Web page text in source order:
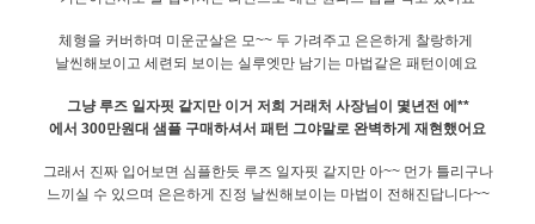
체형을 커버하며 미운군살은 모~~ 두 가려주고 은은하게 찰랑하게
날씬해보이고 세련되 보이는 실루엣만 남기는 마법같은 패턴이예요
그냥 루즈 일자핏 같지만 이거 저희 거래처 사장님이 몇년전 에**
에서 300만원대 샘플 구매하셔서 패턴 그야말로 완벽하게 재현했어요
그래서 진짜 입어보면 심플한듯 루즈 일자핏 같지만 아~~ 먼가 틀리구나
느끼실 수 있으며 은은하게 진정 날씬해보이는 마법이 전해진답니다~~